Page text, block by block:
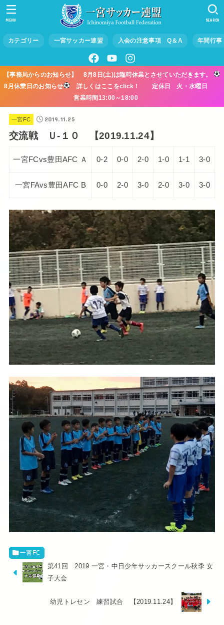
カテゴリー 一宮サッカー連盟 入会の注意事項 Q＆A 年間行事
SEARCH
MENU
【事務局からのお知らせ】 8月8日(土)は臨時休業とさせていただきます。
8月休業日のお知らせ
詳しくはここをclick！ 定休日 火・水曜日
営業時間13:00～18:00
一宮FC 2019.11.25
交流戦 Ｕ-１０ 【2019.11.24】
一宮FCvs豊田AFC Ａ 0-2 0-0 2-0 1-0 1-1 3-0
一宮FAvs豊田AFC B 0-0 2-0 3-0 2-0 3-0 3-0
一宮FC
第41回 2019 一宮・中日少年サッカースクール秋季 女
子大会
幼児トレセン 練習試合 【2019.11.24】